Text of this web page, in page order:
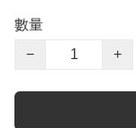
數量
−
+